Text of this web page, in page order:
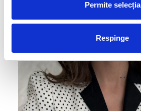
Permite selecția
Respinge